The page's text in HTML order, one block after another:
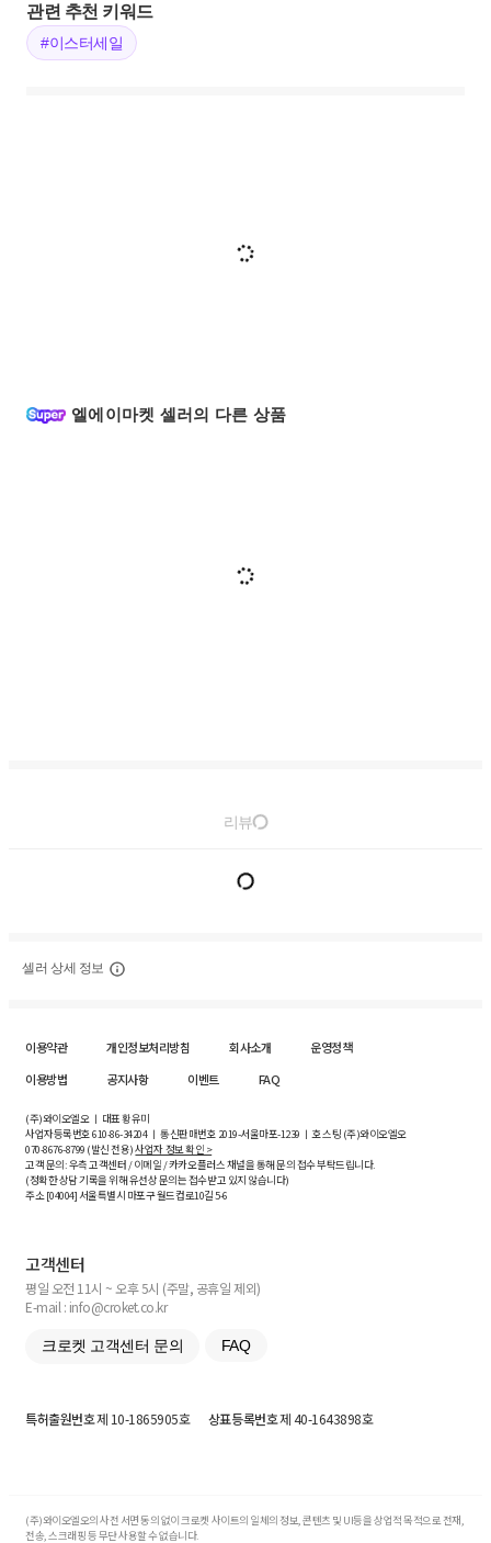
관련 추천 키워드
#이스터세일
엘에이마켓 셀러의 다른 상품
리뷰
셀러 상세 정보
이용약관 개인정보처리방침 회사소개
운영정책
이용방법
공지사항 이벤트 FAQ
(주)와이오엘오 ㅣ 대표 황유미
사업자등록번호610-86-34204ㅣ 통신판매번호 2019-서울마포-1239 ㅣ 호스팅 (주)와이오엘오
070-8676-8799 (발신 전용)사업자 정보 확인 >
고객 문의: 우측 고객센터 / 이메일 / 카카오플러스 채널을 통해 문의 접수 부탁드립니다.
(정확한 상담 기록을 위해 유선상 문의는 접수받고 있지 않습니다)
주소 [04004] 서울특별시 마포구 월드컵로10길5-6
고객센터
평일 오전 11시 ~ 오후 5시 (주말, 공휴일 제외)
E-mail : info@croket.co.kr
크로켓 고객센터 문의 FAQ
특허출원번호제 10-1865905호 상표등록번호제 40-1643898호
(주)와이오엘오의 사전 서면 동의 없이 크로켓 사이트의 일체의 정보, 콘텐츠 및 UI등을 상업적 목적으로 전재,
전송, 스크래핑 등 무단 사용할 수 없습니다.